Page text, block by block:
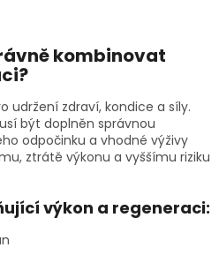
kombinovat
udržení zdraví, kondice a síly.
být doplněn správnou
odpočinku a vhodné výživy
ztrátě výkonu a vyššímu riziku
výkon a regeneraci: